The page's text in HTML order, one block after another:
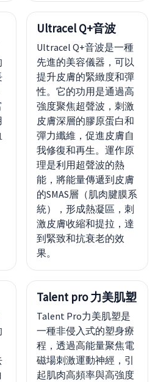
Ultracel Q+音波
Ultracel Q+音波是一種
先進的美容儀器，可以
提升皮膚的緊緻度和彈
性。它的功用是通過高
強度聚焦超聲波，刺激
皮膚深層的膠原蛋白和
彈力纖維，促進皮膚自
我修復和再生。運作原
理是利用超聲波的熱
能，將能量傳遞到皮膚
的SMAS層（肌肉腱膜系
統），形成熱凝區，刺
激皮膚收縮和提拉，達
到緊致和抗衰老的效
果。
Talent pro 力美肌塑
Talent Pro力美肌塑是
一種非侵入式的塑身療
程，透過高能量聚焦電
磁場刺激運動神經，引
起肌肉高頻率與高強度